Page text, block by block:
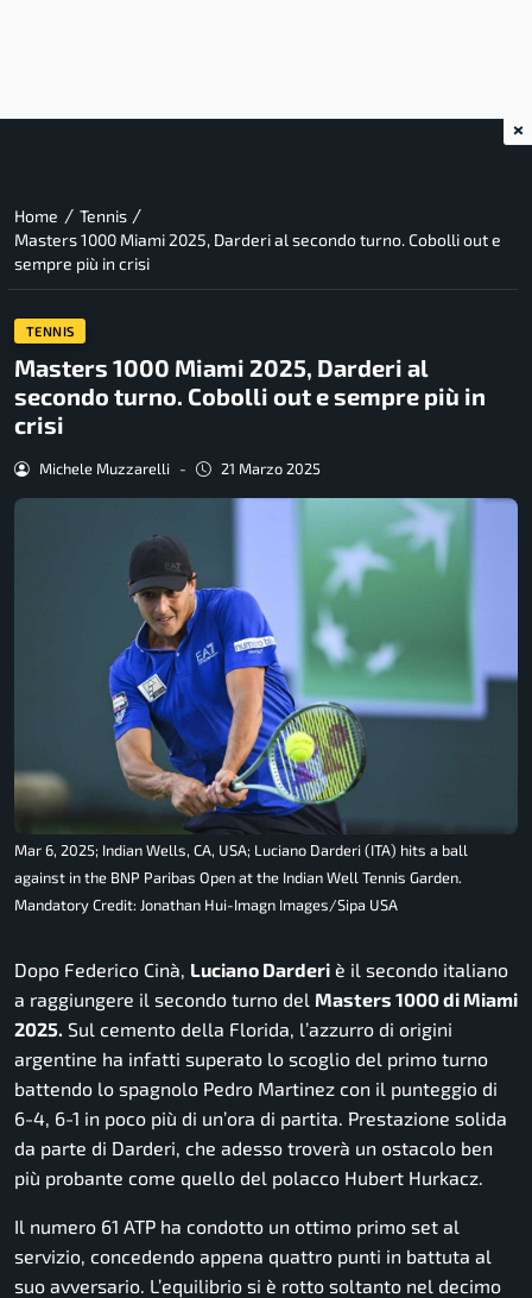
Home / Tennis /
Masters 1000 Miami 2025, Darderi al secondo turno. Cobolli out e
sempre più in crisi
TENNIS
Masters 1000 Miami 2025, Darderi al
secondo turno. Cobolli out e sempre più in
crisi
Michele Muzzarelli - 21 Marzo 2025
Mar 6, 2025; Indian Wells, CA, USA; Luciano Darderi (ITA) hits a ball
against in the BNP Paribas Open at the Indian Well Tennis Garden.
Mandatory Credit: Jonathan Hui-Imagn Images/Sipa USA
Dopo Federico Cinà, Luciano Darderi è il secondo italiano
a raggiungere il secondo turno del Masters 1000 di Miami
2025. Sul cemento della Florida, l’azzurro di origini
argentine ha infatti superato lo scoglio del primo turno
battendo lo spagnolo Pedro Martinez con il punteggio di
6-4, 6-1 in poco più di un’ora di partita. Prestazione solida
da parte di Darderi, che adesso troverà un ostacolo ben
più probante come quello del polacco Hubert Hurkacz.
Il numero 61 ATP ha condotto un ottimo primo set al
servizio, concedendo appena quattro punti in battuta al
suo avversario. L’equilibrio si è rotto soltanto nel decimo
×